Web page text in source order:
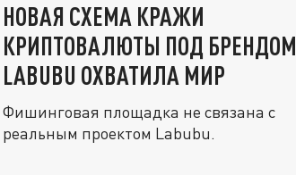
НОВАЯ СХЕМА КРАЖИ
КРИПТОВАЛЮТЫ ПОД БРЕНДОМ
LABUBU ОХВАТИЛА МИР
Фишинговая площадка не связана с
реальным проектом Labubu.